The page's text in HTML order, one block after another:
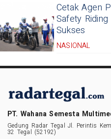
Cetak Agen
Safety
Sukses
NASIONAL
PT. Wahana Semesta
Gedung Radar Tegal Jl. Perintis
32 Tegal (52192)